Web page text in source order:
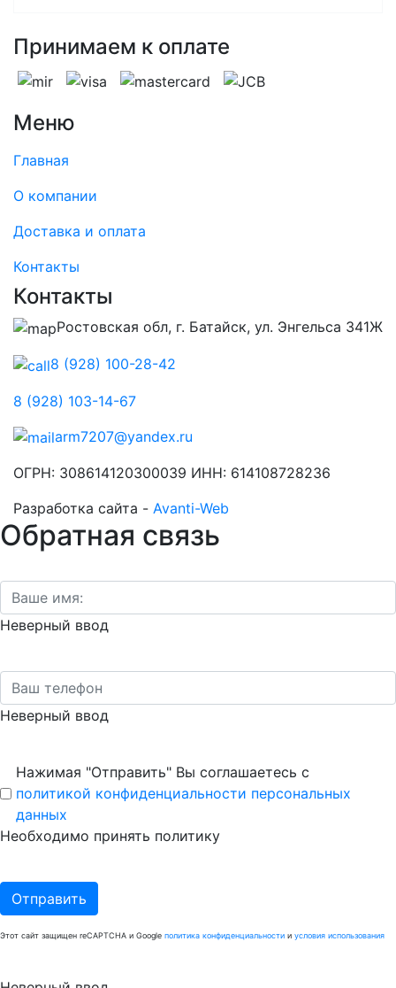
Принимаем к оплате
Меню
Главная
О компании
Доставка и оплата
Контакты
Контакты
Ростовская обл, г. Батайск, ул. Энгельса 341Ж
8 (928) 100-28-42
8 (928) 103-14-67
arm7207@yandex.ru
ОГРН: 308614120300039 ИНН: 614108728236
Разработка сайта - Avanti-Web
Обратная связь
Неверный ввод
Неверный ввод
Нажимая "Отправить" Вы соглашаетесь с
политикой конфиденциальности персональных
данных
Необходимо принять политику
Отправить
Этот сайт защищен reCAPTCHA и Google политика конфиденциальности и условия использования